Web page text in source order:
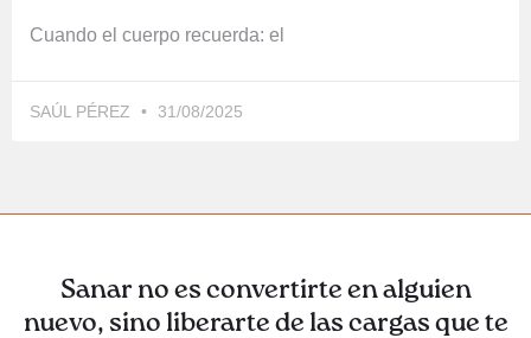
Cuando el cuerpo recuerda: el
SAÚL PÉREZ 31/08/2025
Sanar no es convertirte en alguien
nuevo, sino liberarte de las cargas que te